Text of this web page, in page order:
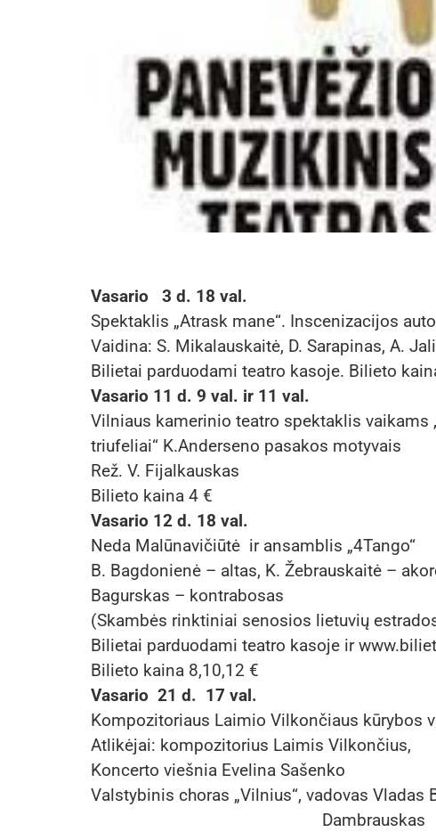
Vasario 3 d. 18 val.
Spektaklis „Atrask mane“. Inscenizacijos
Vaidina: S. Mikalauskaitė, D. Sarapinas, A.
Bilietai parduodami teatro kasoje. Bilieto
Vasario 11 d. 9 val. ir 11 val.
Vilniaus kamerinio teatro spektaklis vaikams
triufeliai“ K.Anderseno pasakos motyvais
Rež. V. Fijalkauskas
Bilieto kaina 4 €
Vasario 12 d. 18 val.
Neda Malūnavičiūtė ir ansamblis „4Tango“
B. Bagdonienė – altas, K. Žebrauskaitė –
Bagurskas – kontrabosas
(Skambės rinktiniai senosios lietuvių
Bilietai parduodami teatro kasoje ir
Bilieto kaina 8,10,12 €
Vasario 21 d. 17 val.
Kompozitoriaus Laimio Vilkončiaus kūrybos
Atlikėjai: kompozitorius Laimis Vilkončius,
Koncerto viešnia Evelina Sašenko
Valstybinis choras „Vilnius“, vadovas
Dambrauskas